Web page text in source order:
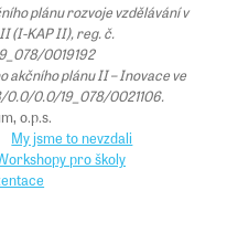
plánu rozvoje vzdělávání v
(I-KAP II), reg. č.
0019192
akčního plánu II – Inovace ve
0.0/0.0/19_078/0021106.
o.p.s.
My jsme to nevzdali
pro školy